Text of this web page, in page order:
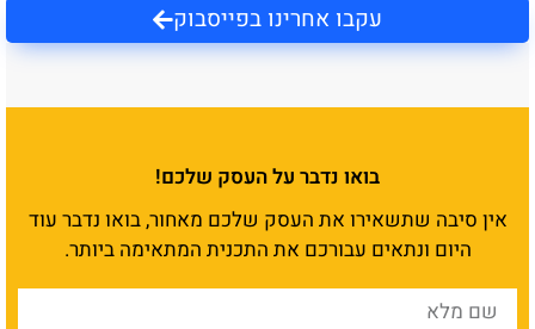
עקבו אחרינו בפייסבוק
בואו נדבר על העסק שלכם!
אין סיבה שתשאירו את העסק שלכם מאחור, בואו נדבר עוד
היום ונתאים עבורכם את התכנית המתאימה ביותר.